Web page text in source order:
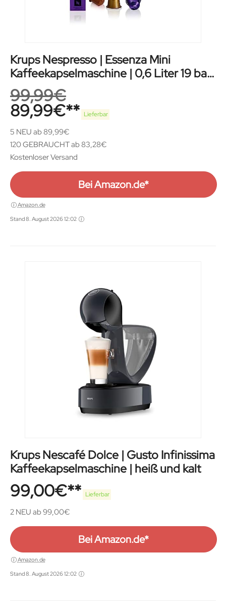
Krups Nespresso | Essenza Mini
Kaffeekapselmaschine | 0,6 Liter 19 bar
in schwarz
99,99€
89,99€ Lieferbar
5 NEU ab 89,99€
120 GEBRAUCHT ab 83,28€
Kostenloser Versand
Bei Amazon.de*
Amazon.de
Stand 8. August 2026 12:02
Krups Nescafé Dolce | Gusto Infinissima
Kaffeekapselmaschine | heiß und kalt
99,00€ Lieferbar
2 NEU ab 99,00€
Bei Amazon.de*
Amazon.de
Stand 8. August 2026 12:02